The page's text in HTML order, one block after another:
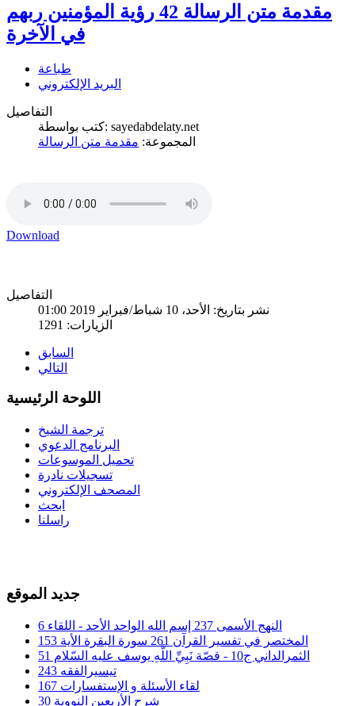
مقدمة متن الرسالة 42 رؤية المؤمنين ربهم
في الآخرة
طباعة
البريد الإلكتروني
التفاصيل
كتب بواسطة: sayedabdelaty.net
المجموعة: مقدمة متن الرسالة
Download
التفاصيل
نشر بتاريخ: الأحد، 10 شباط/فبراير 2019 01:00
الزيارات: 1291
السابق
التالي
اللوحة الرئيسية
ترجمة الشيخ
البرنامج الدعوي
تحميل الموسوعات
تسجيلات نادرة
المصحف الإلكتروني
ابحث
راسلنا
جديد الموقع
النهج الأسمى 237 إسم الله الواحد الأحد - اللقاء 6
المختصر في تفسير القرآن 261 سورة البقرة الأية 153
الثمرالداني ج10 - قصّة نَبِيِّ اللَّهِ يوسف عليه السّلام 51
تيسيرالفقه 243
لقاء الأسئلة و الإستفسارات 167
شرح الأربعين النووية 30